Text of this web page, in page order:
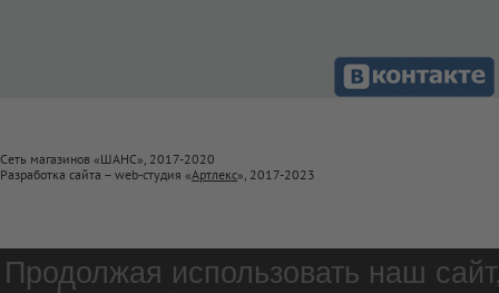
Сеть магазинов «ШАНС», 2017-2020
Разработка сайта – web-студия «Артлекс», 2017-2023
Продолжая использовать наш